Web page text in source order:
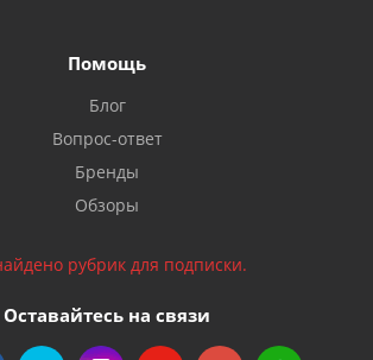
Помощь
Блог
Вопрос-ответ
Бренды
Обзоры
рубрик для подписки.
Оставайтесь на связи